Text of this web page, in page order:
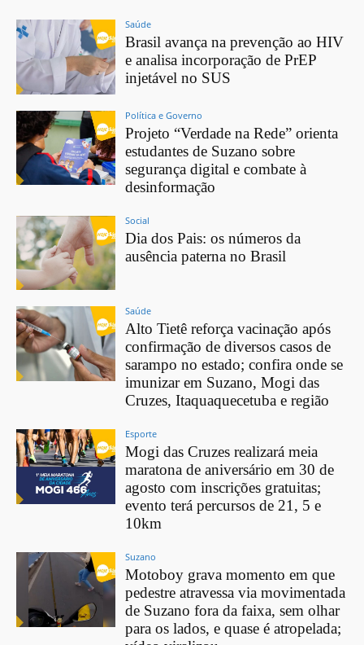
Saúde
Brasil avança na prevenção ao HIV
e analisa incorporação de PrEP
injetável no SUS
Política e Governo
Projeto “Verdade na Rede” orienta
estudantes de Suzano sobre
segurança digital e combate à
desinformação
Social
Dia dos Pais: os números da
ausência paterna no Brasil
Saúde
Alto Tietê reforça vacinação após
confirmação de diversos casos de
sarampo no estado; confira onde se
imunizar em Suzano, Mogi das
Cruzes, Itaquaquecetuba e região
Esporte
Mogi das Cruzes realizará meia
maratona de aniversário em 30 de
agosto com inscrições gratuitas;
evento terá percursos de 21, 5 e
10km
Suzano
Motoboy grava momento em que
pedestre atravessa via movimentada
de Suzano fora da faixa, sem olhar
para os lados, e quase é atropelada;